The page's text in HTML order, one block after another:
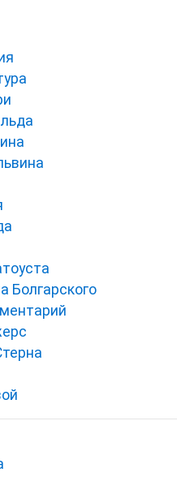
Болгарского